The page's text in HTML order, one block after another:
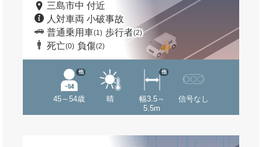
三島市中 付近
人対車両 小破事故
普通乗用車(1) 歩行者(2)
死亡(0) 負傷(2)
45～54歳
他
晴
幅3.5～
5.5m
他
信号なし